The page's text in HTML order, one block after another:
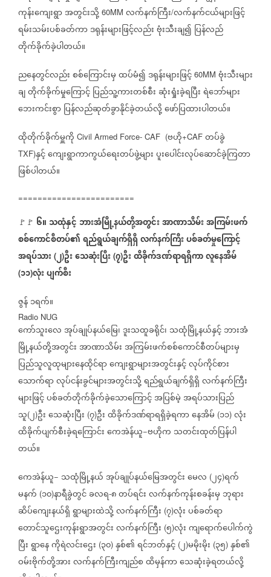
ကုန်းကျေးရွာအတွင်းသို့ 60MM လက်နက်ကြီး/လက်နက်ငယ်များဖြင့်
ရမ်းသမ်းပစ်ခတ်ကာဒရုန်းများဖြင့်လည်းဗုံးသီးချ၍ ပြန်လည်
တိုက်ခိုက်ခဲ့ပါတယ်။
ညနေတွင်လည်းစစ်ကြောင်းမှထပ်မံ၍ဒရုန်းများဖြင့် 60MM ဗုံးသီးများ
ချတိုက်ခိုက်မှုကြောင့်ပြည်သူ့ကားတစ်စီးဆုံးရှုံးခဲ့ရပြီးရဲဘော်များ
ဘေးကင်းစွာပြန်လည်ဆုတ်ခွာနိုင်ခဲ့တယ်လို့ဖော်ပြထားပါတယ်။
ထိုတိုက်ခိုက်မှူကို Civil Armed Force- CAF (ဗဟို+CAF တပ်ခွဲ
TXF)နှင့်ကျေးရွာကာကွယ်ရေးတပ်ဖွဲ့များပူးပေါင်းလုပ်ဆောင်ခဲ့ကြတာ
ဖြစ်ပါတယ်။
========================
🚩🚩 ၆။သထုံနှင့်ဘားအံမြို့နယ်တို့အတွင်းအာဏာသိမ်းအကြမ်းဖက်
စစ်ကောင်စီတပ်၏ရည်ရွယ်ချက်ရှိရှိလက်နက်ကြီးပစ်ခတ်မှုကြောင့်
အရပ်သား (၂)ဦးသေဆုံးပြီး (၇)ဦးထိခိုက်ဒဏ်ရာရရှိကာလူနေအိမ်
(၁၁)လုံးပျက်စီး
ဇွန်၁ရက်။
Radio NUG
ကော်သူးလေအုပ်ချုပ်နယ်မြေ၊ဒူးသထူခရိုင်၊ သထုံမြို့နယ်နှင့်ဘားအံ
မြို့နယ်တို့အတွင်းအာဏာသိမ်းအကြမ်းဖက်စစ်ကောင်စီတပ်များမှ
ပြည်သူလူထုများနေထိုင်ရာကျေးရွာများအတွင်းနှင့်လုပ်ကိုင်စား
သောက်ရာလုပ်ငန်းခွင်များအတွင်းသို့ရည်ရွယ်ချက်ရှိရှိလက်နက်ကြီး
များဖြင့်ပစ်ခတ်တိုက်ခိုက်ခဲ့သောကြောင့်အပြစ်မဲ့အရပ်သားပြည်
သူ(၂)ဦးသေဆုံးပြီး (၇)ဦးထိခိုက်ဒဏ်ရာရရှိခဲ့ရကာနေအိမ် (၁၁) လုံး
ထိခိုက်ပျက်စီးခဲ့ရကြောင်းကေအဲန်ယူ−ဗဟိုက သတင်းထုတ်ပြန်ပါ
တယ်။
ကေအဲန်ယူ− သထုံမြို့နယ်အုပ်ချုပ်နယ်မြေအတွင်းမေလ (၂၄)ရက်
မနက် (၁၀)နာရီခွဲတွင်ခလရ-၈တပ်ရင်းလက်နက်ကုန်းစခန်းမှ ဘုရား
ဆိပ်ကျေးနယ်ရှိရွာများထဲသို့လက်နက်ကြီး (၇)လုံးပစ်ခတ်ရာ
တောင်သူဌေးကုန်းရွာအတွင်းလက်နက်ကြီး (၅)လုံးကျရောက်ပေါက်ကွဲ
ပြီးရွာနေကိုရဲလင်းဌေး (၃၀) နှစ်၏ရင်ဘတ်နှင့် (၂)မမိုးမိုး (၃၅) နှစ်၏
ဝမ်းဗိုက်တို့အားလက်နက်ကြီးကျည်စထိမှန်ကာသေဆုံးခဲ့ရတယ်လို့